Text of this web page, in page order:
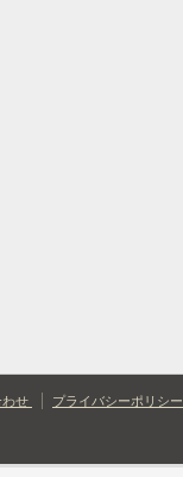
わせ プライバシーポリシー